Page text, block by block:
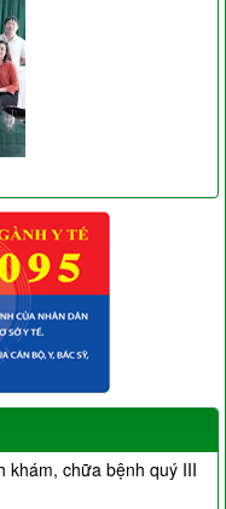
khám, chữa bệnh quý III